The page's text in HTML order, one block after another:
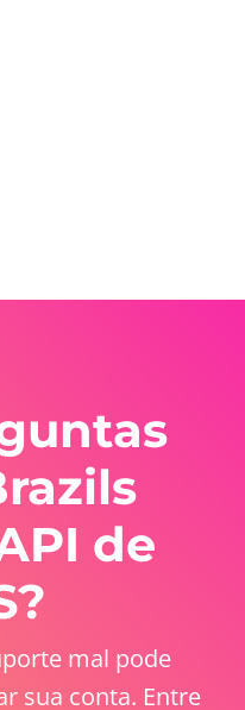
de
mal pode
sua conta. Entre